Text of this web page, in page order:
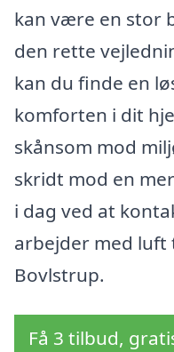
kan være en stor
den rette
kan du finde en
komforten i dit
skånsom mod
skridt mod en
i dag ved at
arbejder med
Bovlstrup.
Få 3 tilbud,